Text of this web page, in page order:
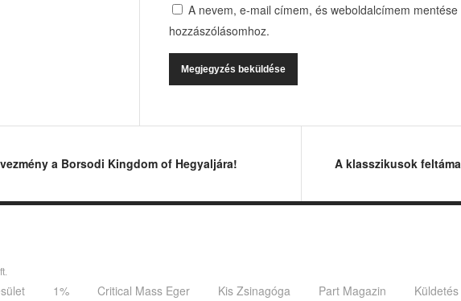
A nevem, e-mail címem, és weboldalcímem
hozzászólásomhoz.
a Borsodi Kingdom of Hegyaljára! A klasszikusok
1% Critical Mass Eger Kis Zsinagóga Part Magazin Küldetés